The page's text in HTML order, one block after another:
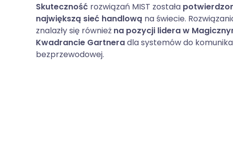
Skuteczność rozwiązań MIST została
największą sieć handlową na świecie.
znalazły się również na pozycji lidera w
Kwadrancie Gartneradla systemów do
bezprzewodowej.